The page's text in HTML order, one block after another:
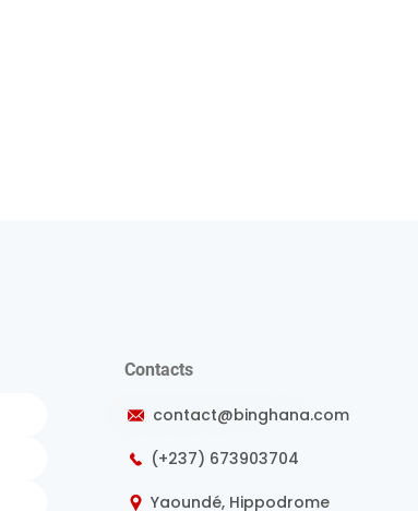
Contacts
contact@binghana.com
(+237) 673903704
Yaoundé, Hippodrome